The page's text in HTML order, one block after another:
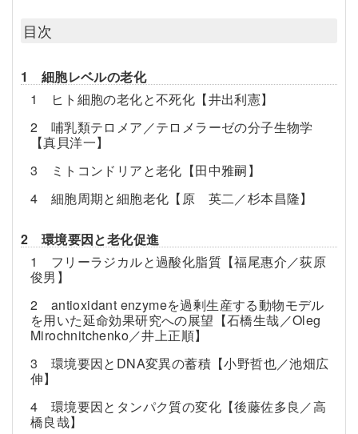
目次
1 細胞レベルの老化
1 ヒト細胞の老化と不死化【井出利憲】
2 哺乳類テロメア／テロメラーゼの分子生物学
【真貝洋一】
3 ミトコンドリアと老化【田中雅嗣】
4 細胞周期と細胞老化【原 英二／杉本昌隆】
2 環境要因と老化促進
1 フリーラジカルと過酸化脂質【福尾惠介／荻原
俊男】
2 antioxidant enzymeを過剰生産する動物モデル
を用いた延命効果研究への展望【石橋生哉／Oleg
Mirochnitchenko／井上正順】
3 環境要因とDNA変異の蓄積【小野哲也／池畑広
伸】
4 環境要因とタンパク質の変化【後藤佐多良／高
橋良哉】